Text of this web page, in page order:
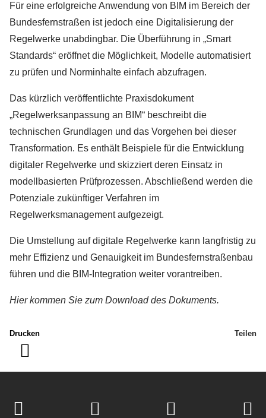
Für eine erfolgreiche Anwendung von BIM im Bereich der
Bundesfernstraßen ist jedoch eine Digitalisierung der
Regelwerke unabdingbar. Die Überführung in „Smart
Standards“ eröffnet die Möglichkeit, Modelle automatisiert
zu prüfen und Norminhalte einfach abzufragen.
Das kürzlich veröffentlichte Praxisdokument
„Regelwerksanpassung an BIM“ beschreibt die
technischen Grundlagen und das Vorgehen bei dieser
Transformation. Es enthält Beispiele für die Entwicklung
digitaler Regelwerke und skizziert deren Einsatz in
modellbasierten Prüfprozessen. Abschließend werden die
Potenziale zukünftiger Verfahren im
Regelwerksmanagement aufgezeigt.
Die Umstellung auf digitale Regelwerke kann langfristig zu
mehr Effizienz und Genauigkeit im Bundesfernstraßenbau
führen und die BIM-Integration weiter vorantreiben.
Hier kommen Sie zum Download des Dokuments.
Drucken Teilen